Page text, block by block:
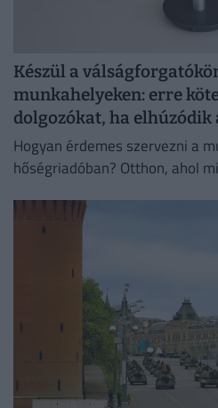
Készül a
munkahelyeken: erre
dolgozókat, ha elhúzódik
Hogyan érdemes szervezni a
hőségriadóban? Otthon, ahol
irodaházban, ahol a hűtés